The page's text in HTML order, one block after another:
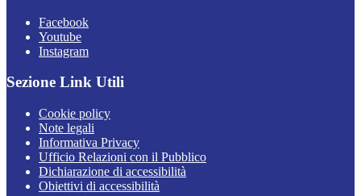
Facebook
Youtube
Instagram
Sezione Link Utili
Cookie policy
Note legali
Informativa Privacy
Ufficio Relazioni con il Pubblico
Dichiarazione di accessibilità
Obiettivi di accessibilità